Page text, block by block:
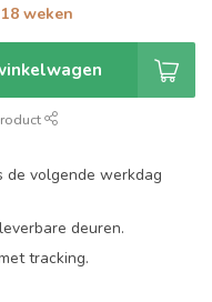
weken
de volgende werkdag
leverbare deuren.
tracking.